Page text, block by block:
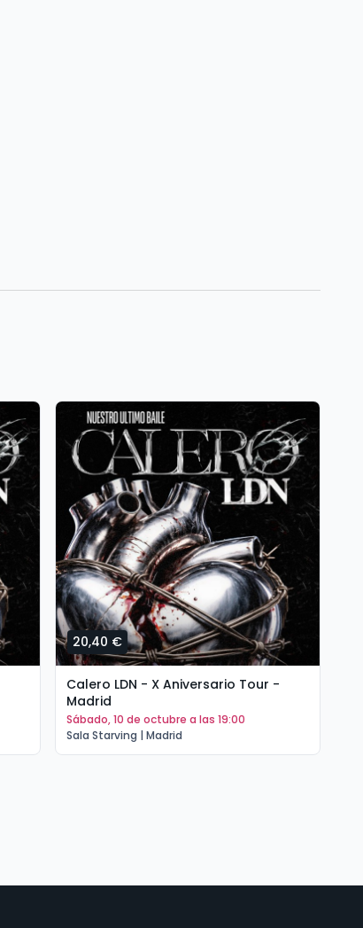
20,40 €
Calero LDN - X Aniversario Tour -
Madrid
sábado, 10 de octubre a las 19:00
Sala Starving | Madrid